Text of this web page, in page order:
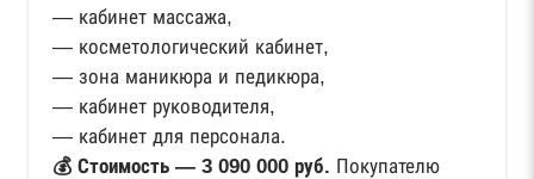
— кабинет массажа,
— косметологический кабинет,
— зона маникюра и педикюра,
— кабинет руководителя,
— кабинет для персонала.
💰 Стоимость — 3 090 000 руб. Покупателю